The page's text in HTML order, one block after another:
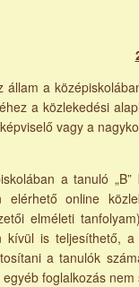
a
a közlekedési
vagy a
a tanuló
elérhető online
elméleti
kívül is teljesíthető,
a tanulók
foglalkozás